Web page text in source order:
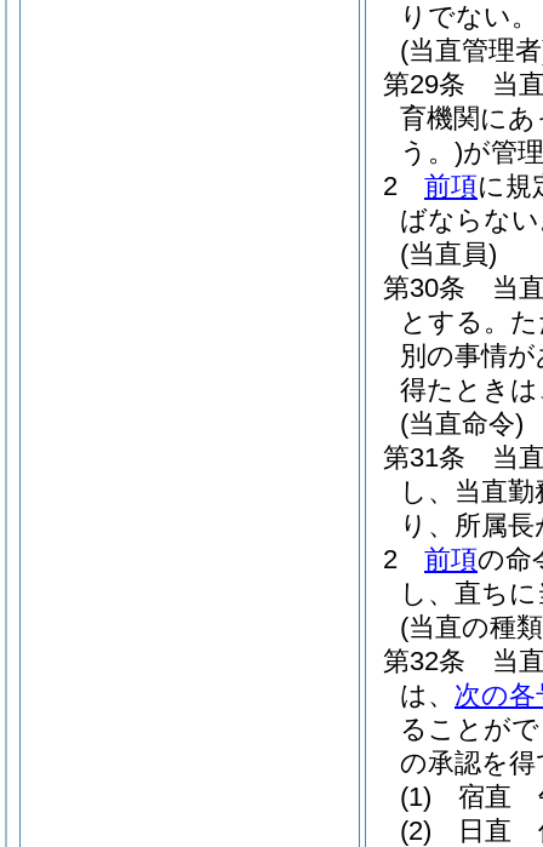
りでない。
(当直管理
第29条
当
育機関に
う。)が管
2
前項に規
ばならな
(当直員)
第30条
当
とする。
別の事情
得たとき
(当直命令)
第31条
当
し、当直
り、所属
2
前項の命
し、直ち
(当直の種
第32条
当
は、 次の各
ることが
の承認を
(1)
宿直
(2)
日直